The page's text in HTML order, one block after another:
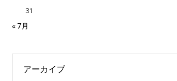
31
« 7月
アーカイブ